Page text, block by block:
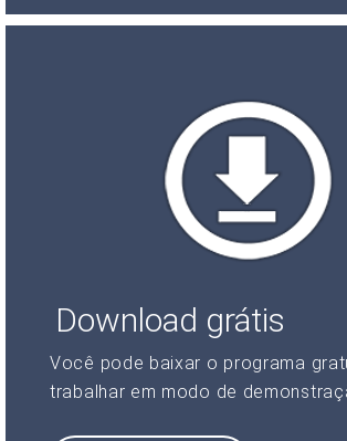
Download grátis
Você pode baixar o programa
trabalhar em modo de